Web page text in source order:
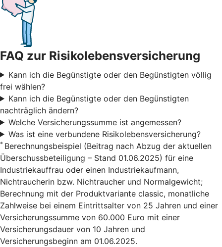
FAQ zur Risikolebensversicherung
Kann ich die Begünstigte oder den Begünstigten völlig
frei wählen?
Kann ich die Begünstigte oder den Begünstigten
nachträglich ändern?
Welche Versicherungssumme ist angemessen?
Was ist eine verbundene Risikolebensversicherung?
* Berechnungsbeispiel (Beitrag nach Abzug der aktuellen
Überschussbeteiligung – Stand 01.06.2025) für eine
Industriekauffrau oder einen Industriekaufmann,
Nichtraucherin bzw. Nichtraucher und Normalgewicht;
Berechnung mit der Produktvariante classic, monatliche
Zahlweise bei einem Eintrittsalter von 25 Jahren und einer
Versicherungssumme von 60.000 Euro mit einer
Versicherungsdauer von 10 Jahren und
Versicherungsbeginn am 01.06.2025.